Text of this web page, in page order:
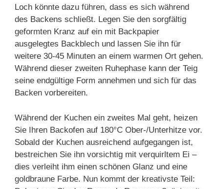
Loch könnte dazu führen, dass es sich während
des Backens schließt. Legen Sie den sorgfältig
geformten Kranz auf ein mit Backpapier
ausgelegtes Backblech und lassen Sie ihn für
weitere 30-45 Minuten an einem warmen Ort gehen.
Während dieser zweiten Ruhephase kann der Teig
seine endgültige Form annehmen und sich für das
Backen vorbereiten.
Während der Kuchen ein zweites Mal geht, heizen
Sie Ihren Backofen auf 180°C Ober-/Unterhitze vor.
Sobald der Kuchen ausreichend aufgegangen ist,
bestreichen Sie ihn vorsichtig mit verquirltem Ei –
dies verleiht ihm einen schönen Glanz und eine
goldbraune Farbe. Nun kommt der kreativste Teil: